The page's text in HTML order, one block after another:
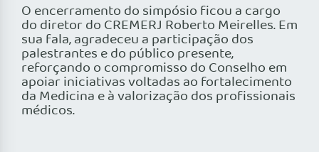
O encerramento do simpósio ficou a cargo
do diretor do CREMERJ Roberto Meirelles. Em
sua fala, agradeceu a participação dos
palestrantes e do público presente,
reforçando o compromisso do Conselho em
apoiar iniciativas voltadas ao fortalecimento
da Medicina e à valorização dos profissionais
médicos.